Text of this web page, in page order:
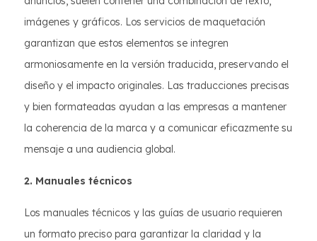
imágenes y gráficos. Los servicios de maquetación
garantizan que estos elementos se integren
armoniosamente en la versión traducida, preservando el
diseño y el impacto originales. Las traducciones precisas
y bien formateadas ayudan a las empresas a mantener
la coherencia de la marca y a comunicar eficazmente su
mensaje a una audiencia global.
2. Manuales técnicos
Los manuales técnicos y las guías de usuario requieren
un formato preciso para garantizar la claridad y la